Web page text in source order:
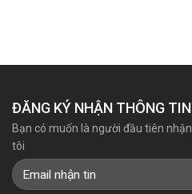
ĐĂNG KÝ NHẬN THÔNG TIN
Bạn có muốn là người đầu tiên
tôi